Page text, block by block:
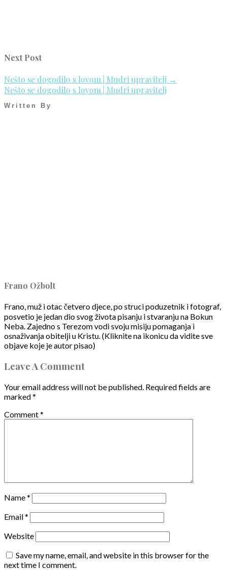
Next Post
Nešto se dogodilo s lovom | Mudri upravitelj →
Nešto se dogodilo s lovom | Mudri upravitelj
Written By
Frano Ožbolt
Frano, muž i otac četvero djece, po struci poduzetnik i fotograf,
posvetio je jedan dio svog života pisanju i stvaranju na Bokun
Neba. Zajedno s Terezom vodi svoju misiju pomaganja i
osnaživanja obitelji u Kristu. (Kliknite na ikonicu da vidite sve
objave koje je autor pisao)
Leave A Comment
Your email address will not be published. Required fields are
marked*
Comment*
Name*
Email*
Website
Save my name, email, and website in this browser for the
next time I comment.